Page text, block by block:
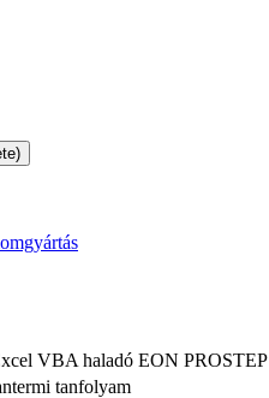
VBA haladó EON PROSTEP
tanfolyam